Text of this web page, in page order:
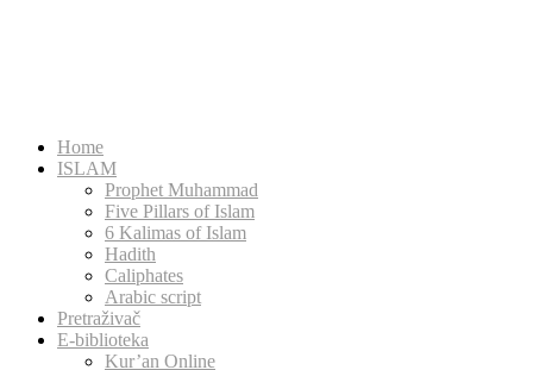
Home
ISLAM
Prophet Muhammad
Five Pillars of Islam
6 Kalimas of Islam
Hadith
Caliphates
Arabic script
Pretraživač
E-biblioteka
Kur’an Online